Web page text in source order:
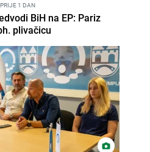
PRIJE 1 DAN
BiH na EP: Pariz
plivačicu